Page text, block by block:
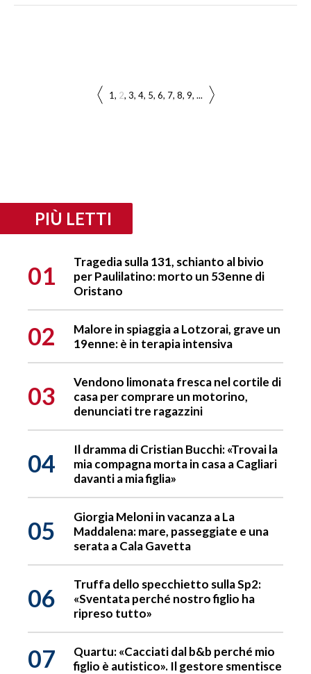
1 2 3 4 5 6 7 8 9 ...
PIÙ LETTI
01
Tragedia sulla 131, schianto al bivio
per Paulilatino: morto un 53enne di
Oristano
02
Malore in spiaggia a Lotzorai, grave un
19enne: è in terapia intensiva
03
Vendono limonata fresca nel cortile di
casa per comprare un motorino,
denunciati tre ragazzini
04
Il dramma di Cristian Bucchi: «Trovai la
mia compagna morta in casa a Cagliari
davanti a mia figlia»
05
Giorgia Meloni in vacanza a La
Maddalena: mare, passeggiate e una
serata a Cala Gavetta
06
Truffa dello specchietto sulla Sp2:
«Sventata perché nostro figlio ha
ripreso tutto»
07
Quartu: «Cacciati dal b&b perché mio
figlio è autistico». Il gestore smentisce